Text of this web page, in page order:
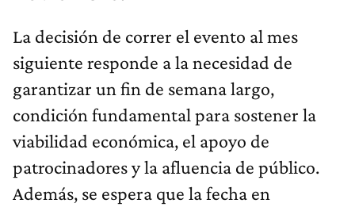
La decisión de correr el evento al mes
siguiente responde a la necesidad de
garantizar un fin de semana largo,
condición fundamental para sostener la
viabilidad económica, el apoyo de
patrocinadores y la afluencia de público.
Además, se espera que la fecha en